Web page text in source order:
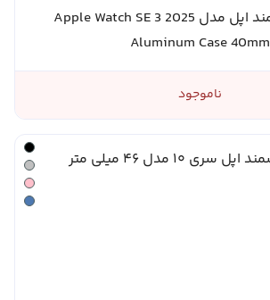
ساعت هوشمند اپل مدل Apple Watch SE 3 2025
Aluminum Case 40mm
ناموجود